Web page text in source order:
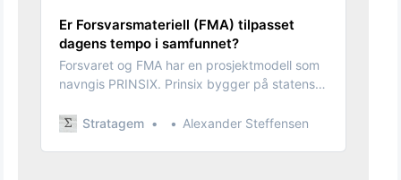
Er Forsvarsmateriell (FMA) tilpasset
dagens tempo i samfunnet?
Forsvaret og FMA har en prosjektmodell som
navngis PRINSIX. Prinsix bygger på statens
det beste fra to prosjektverdener. Den ene
Stratagem Alexander Steffensen